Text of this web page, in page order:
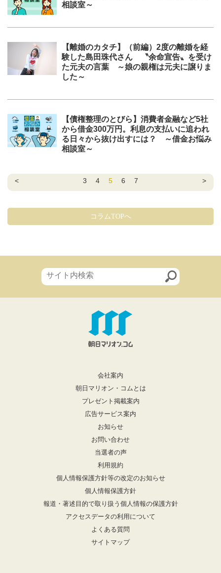
相談室～
【離婚のカタチ】（前編）2度の離婚を経
験した島田珠代さん 〝余命宣告〟を受け
た元夫の言葉 ～娘の親権は元夫に譲りま
した～
【債権整理のとびら】消費者金融など5社
から借金300万円。利息の支払いに追われ
る日々から抜け出すには？ ～借金お悩み
相談室～
< 3 4 5 6 7 >
コラムTOPへ
会社案内
朝日マリオン・コムとは
プレゼント掲載案内
広告サービス案内
お知らせ
お問い合わせ
当選者の声
利用規約
個人情報保護方針等の改定のお知らせ
個人情報保護方針
報道・著述目的で取り扱う個人情報の保護方針
アクセスデータの利用について
よくある質問
サイトマップ